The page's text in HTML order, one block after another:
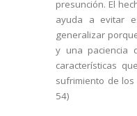
presunción. El
ayuda a evitar
generalizar
y una paciencia
características
sufrimiento de
54)